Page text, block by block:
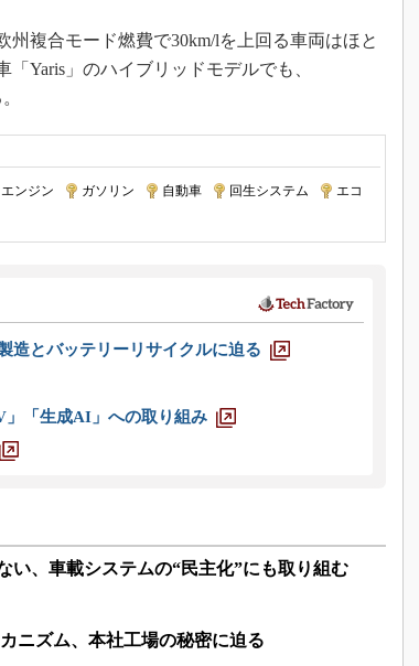
複合モード燃費で30km/lを上回る車両はほと
Yaris」のハイブリッドモデルでも、
エンジン ガソリン 自動車 回生システム
エコ
造とバッテリーリサイクルに迫る
」「生成AI」への取り組み
い、車載システムの“民主化”にも取り組む
ニズム、本社工場の秘密に迫る